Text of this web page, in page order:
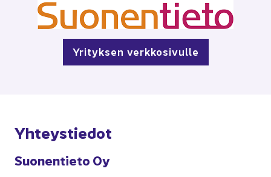
Yri­tyk­sen verk­ko­si­vul­le
Yh­teys­tie­dot
Suo­nen­tie­to Oy